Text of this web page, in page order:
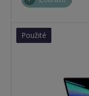
Použité